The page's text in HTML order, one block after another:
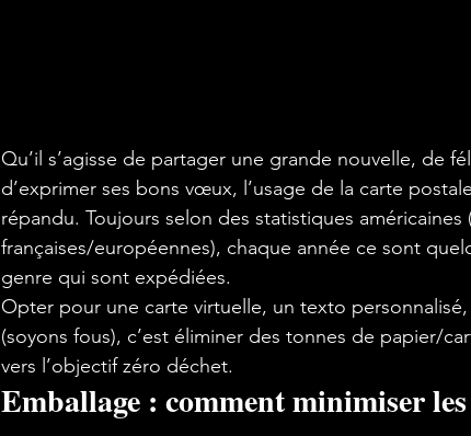
Qu’il s’agisse de partager une grande nouvelle, de
d’exprimer ses bons vœux, l’usage de la carte
répandu. Toujours selon des statistiques américaines
françaises/européennes), chaque année ce sont
genre qui sont expédiées.
Opter pour une carte virtuelle, un texto
(soyons fous), c’est éliminer des tonnes de papier/
vers l’objectif zéro déchet.
Emballage : comment minimiser les